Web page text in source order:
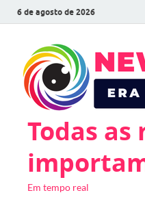
6 de agosto de 2026
Todas
Em tempo real